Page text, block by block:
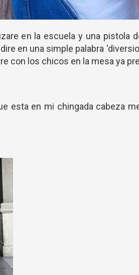
en la escuela y una pistola
en una simple palabra
con los chicos en la mesa ya
esta en mi chingada cabeza